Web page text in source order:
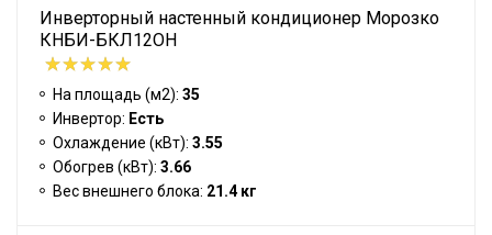
Инверторный настенный кондиционер Морозко
КНБИ-БКЛ12ОН
На площадь (м2): 35
Инвертор: Есть
Охлаждение (кВт): 3.55
Обогрев (кВт): 3.66
Вес внешнего блока: 21.4 кг